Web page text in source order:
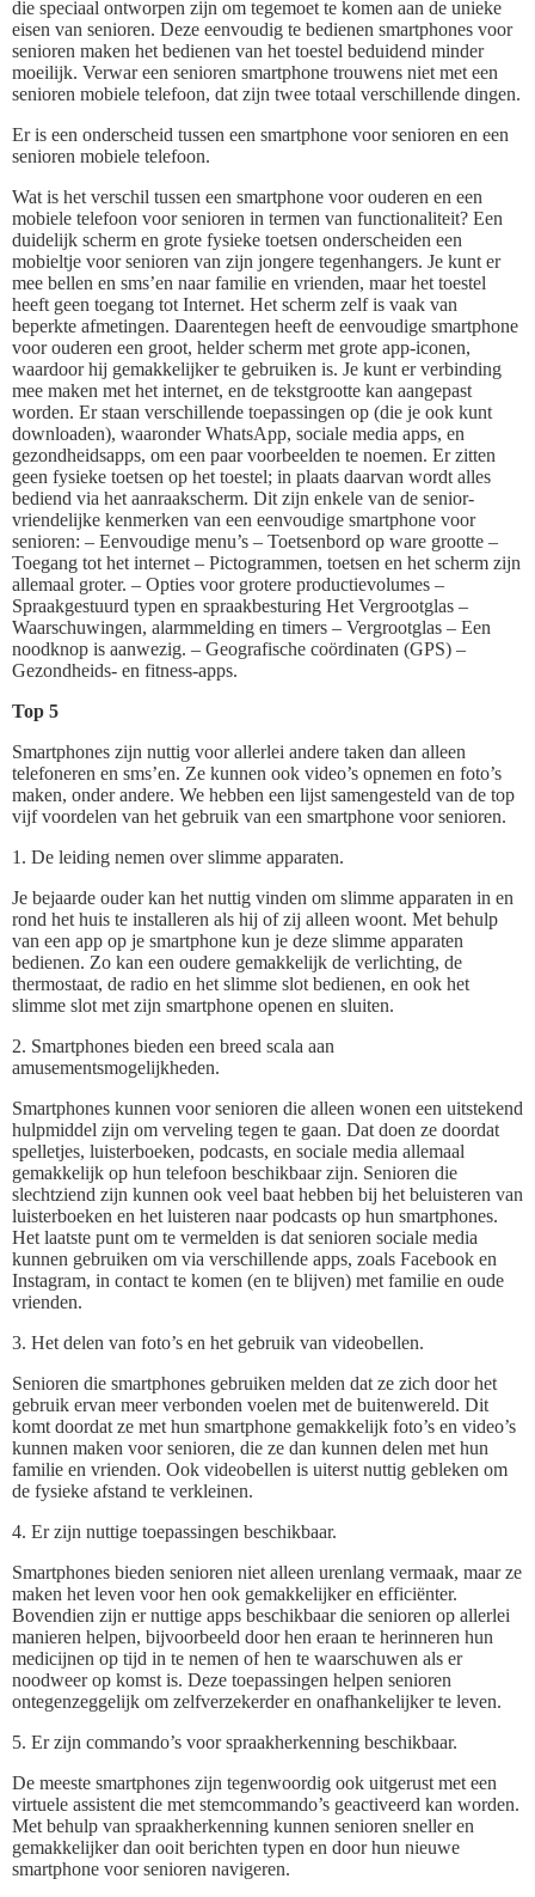
die speciaal ontworpen zijn om tegemoet te komen aan de unieke
eisen van senioren. Deze eenvoudig te bedienen smartphones voor
senioren maken het bedienen van het toestel beduidend minder
moeilijk. Verwar een senioren smartphone trouwens niet met een
senioren mobiele telefoon, dat zijn twee totaal verschillende dingen.
Er is een onderscheid tussen een smartphone voor senioren en een
senioren mobiele telefoon.
Wat is het verschil tussen een smartphone voor ouderen en een
mobiele telefoon voor senioren in termen van functionaliteit? Een
duidelijk scherm en grote fysieke toetsen onderscheiden een
mobieltje voor senioren van zijn jongere tegenhangers. Je kunt er
mee bellen en sms’en naar familie en vrienden, maar het toestel
heeft geen toegang tot Internet. Het scherm zelf is vaak van
beperkte afmetingen. Daarentegen heeft de eenvoudige smartphone
voor ouderen een groot, helder scherm met grote app-iconen,
waardoor hij gemakkelijker te gebruiken is. Je kunt er verbinding
mee maken met het internet, en de tekstgrootte kan aangepast
worden. Er staan verschillende toepassingen op (die je ook kunt
downloaden), waaronder WhatsApp, sociale media apps, en
gezondheidsapps, om een paar voorbeelden te noemen. Er zitten
geen fysieke toetsen op het toestel; in plaats daarvan wordt alles
bediend via het aanraakscherm. Dit zijn enkele van de senior-
vriendelijke kenmerken van een eenvoudige smartphone voor
senioren: – Eenvoudige menu’s – Toetsenbord op ware grootte –
Toegang tot het internet – Pictogrammen, toetsen en het scherm zijn
allemaal groter. – Opties voor grotere productievolumes –
Spraakgestuurd typen en spraakbesturing Het Vergrootglas –
Waarschuwingen, alarmmelding en timers – Vergrootglas – Een
noodknop is aanwezig. – Geografische coördinaten (GPS) –
Gezondheids- en fitness-apps.
Top 5
Smartphones zijn nuttig voor allerlei andere taken dan alleen
telefoneren en sms’en. Ze kunnen ook video’s opnemen en foto’s
maken, onder andere. We hebben een lijst samengesteld van de top
vijf voordelen van het gebruik van een smartphone voor senioren.
1. De leiding nemen over slimme apparaten.
Je bejaarde ouder kan het nuttig vinden om slimme apparaten in en
rond het huis te installeren als hij of zij alleen woont. Met behulp
van een app op je smartphone kun je deze slimme apparaten
bedienen. Zo kan een oudere gemakkelijk de verlichting, de
thermostaat, de radio en het slimme slot bedienen, en ook het
slimme slot met zijn smartphone openen en sluiten.
2. Smartphones bieden een breed scala aan
amusementsmogelijkheden.
Smartphones kunnen voor senioren die alleen wonen een uitstekend
hulpmiddel zijn om verveling tegen te gaan. Dat doen ze doordat
spelletjes, luisterboeken, podcasts, en sociale media allemaal
gemakkelijk op hun telefoon beschikbaar zijn. Senioren die
slechtziend zijn kunnen ook veel baat hebben bij het beluisteren van
luisterboeken en het luisteren naar podcasts op hun smartphones.
Het laatste punt om te vermelden is dat senioren sociale media
kunnen gebruiken om via verschillende apps, zoals Facebook en
Instagram, in contact te komen (en te blijven) met familie en oude
vrienden.
3. Het delen van foto’s en het gebruik van videobellen.
Senioren die smartphones gebruiken melden dat ze zich door het
gebruik ervan meer verbonden voelen met de buitenwereld. Dit
komt doordat ze met hun smartphone gemakkelijk foto’s en video’s
kunnen maken voor senioren, die ze dan kunnen delen met hun
familie en vrienden. Ook videobellen is uiterst nuttig gebleken om
de fysieke afstand te verkleinen.
4. Er zijn nuttige toepassingen beschikbaar.
Smartphones bieden senioren niet alleen urenlang vermaak, maar ze
maken het leven voor hen ook gemakkelijker en efficiënter.
Bovendien zijn er nuttige apps beschikbaar die senioren op allerlei
manieren helpen, bijvoorbeeld door hen eraan te herinneren hun
medicijnen op tijd in te nemen of hen te waarschuwen als er
noodweer op komst is. Deze toepassingen helpen senioren
ontegenzeggelijk om zelfverzekerder en onafhankelijker te leven.
5. Er zijn commando’s voor spraakherkenning beschikbaar.
De meeste smartphones zijn tegenwoordig ook uitgerust met een
virtuele assistent die met stemcommando’s geactiveerd kan worden.
Met behulp van spraakherkenning kunnen senioren sneller en
gemakkelijker dan ooit berichten typen en door hun nieuwe
smartphone voor senioren navigeren.